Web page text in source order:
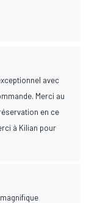
avec
Merci au
en ce
à Kilian pour